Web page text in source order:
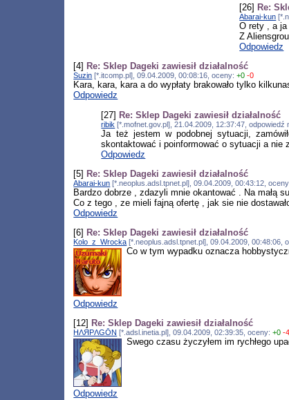
[26] Re:
Abarai-kun
O rety , a
Z
Odpowiedz
[4] Re: Sklep Dageki zawiesił działalność
Suzin [*.itcomp.pl], 09.04.2009, 00:08:16, oceny:+0 -0
Kara, kara, kara a do wypłaty brakowało tylko
Odpowiedz
[27] Re: Sklep Dageki zawiesił działalność
ribik [*.mofnet.gov.pl], 21.04.2009, 12:37:47, odpowiedź
Ja też jestem w podobnej sytuacji,
skontaktować i poinformować o sytuacji a nie
Odpowiedz
[5] Re: Sklep Dageki zawiesił działalność
Abarai-kun [*.neoplus.adsl.tpnet.pl], 09.04.2009, 00:43:12,
Bardzo dobrze , zdazyli mnie okantować . Na małą
Co z tego , ze mieli fajną ofertę , jak sie nie
Odpowiedz
[6] Re: Sklep Dageki zawiesił działalność
Kolo_z_Wrocka [*.neoplus.adsl.tpnet.pl], 09.04.2009, 00:48:06,
Co w tym wypadku oznacza
Odpowiedz
[12] Re: Sklep Dageki zawiesił działalność
HΛЯPΛGŌN [*.adsl.inetia.pl], 09.04.2009, 02:39:35, oceny:+0 -4
Swego czasu życzyłem im rychłego
Odpowiedz